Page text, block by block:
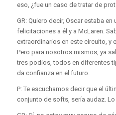
eso, ¿fue un caso de tratar de
GR: Quiero decir, Oscar estaba
felicitaciones a él y a McLaren.
extraordinarios en este circuito, y
Pero para nosotros mismos, ya
tres podios, todos en diferentes
da confianza en el futuro.
P: Te escuchamos decir que el
conjunto de softs, sería audaz.